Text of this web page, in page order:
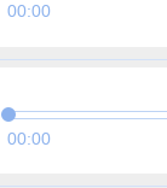
00:00
00:00